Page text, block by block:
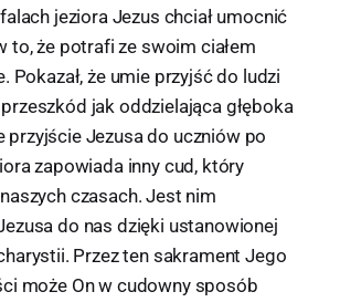
jeziora Jezus chciał umocnić
to, że potrafi ze swoim ciałem
Pokazał, że umie przyjść do ludzi
jak oddzielająca głęboka
przyjście Jezusa do uczniów po
zapowiada inny cud, który
czasach. Jest nim
do nas dzięki ustanowionej
Przez ten sakrament Jego
może On w cudowny sposób